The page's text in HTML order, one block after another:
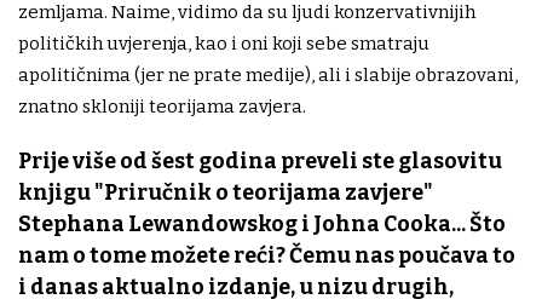
zemljama. Naime, vidimo da su ljudi konzervativnijih
političkih uvjerenja, kao i oni koji sebe smatraju
apolitičnima (jer ne prate medije), ali i slabije obrazovani,
znatno skloniji teorijama zavjera.
Prije više od šest godina preveli ste glasovitu
knjigu "Priručnik o teorijama zavjere"
Stephana Lewandowskog i Johna Cooka... Što
nam o tome možete reći? Čemu nas poučava to
i danas aktualno izdanje, u nizu drugih,